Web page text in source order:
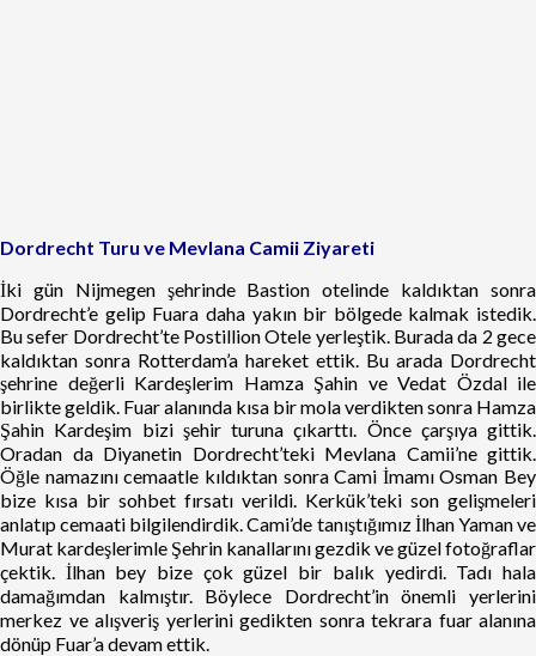
Dordrecht Turu ve Mevlana Camii Ziyareti
İki gün Nijmegen şehrinde Bastion otelinde kaldıktan sonra
Dordrecht’e gelip Fuara daha yakın bir bölgede kalmak istedik.
Bu sefer Dordrecht’te Postillion Otele yerleştik. Burada da 2 gece
kaldıktan sonra Rotterdam’a hareket ettik. Bu arada Dordrecht
şehrine değerli Kardeşlerim Hamza Şahin ve Vedat Özdal ile
birlikte geldik. Fuar alanında kısa bir mola verdikten sonra Hamza
Şahin Kardeşim bizi şehir turuna çıkarttı. Önce çarşıya gittik.
Oradan da Diyanetin Dordrecht’teki Mevlana Camii’ne gittik.
Öğle namazını cemaatle kıldıktan sonra Cami İmamı Osman Bey
bize kısa bir sohbet fırsatı verildi. Kerkük’teki son gelişmeleri
anlatıp cemaati bilgilendirdik. Cami’de tanıştığımız İlhan Yaman ve
Murat kardeşlerimle Şehrin kanallarını gezdik ve güzel fotoğraflar
çektik. İlhan bey bize çok güzel bir balık yedirdi. Tadı hala
damağımdan kalmıştır. Böylece Dordrecht’in önemli yerlerini
merkez ve alışveriş yerlerini gedikten sonra tekrara fuar alanına
dönüp Fuar’a devam ettik.